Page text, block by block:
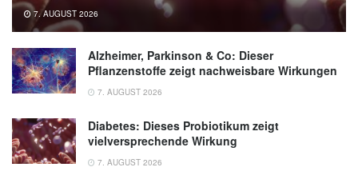
Performance in Professional Football
Players; in: Human Kinetics Journals
(veröffentlicht 11.11.2022), Human Kinetics
Journals
7. AUGUST 2026
Alzheimer, Parkinson & Co: Dieser
Pflanzenstoffe zeigt nachweisbare Wirkungen
7. AUGUST 2026
Diabetes: Dieses Probiotikum zeigt
vielversprechende Wirkung
7. AUGUST 2026